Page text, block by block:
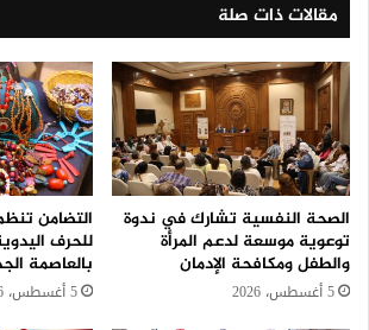
مقالات ذات صلة
الصحة النفسية تشارك في ندوة
توعوية موسعة لدعم المرأة
والطفل ومكافحة الإدمان
5 أغسطس، 2026
التضامن
للحرف
بالعاصمة
5 أغسطس، 2026